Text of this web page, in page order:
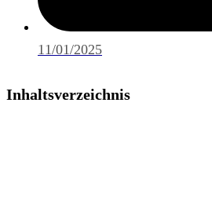
11/01/2025
Inhaltsverzeichnis